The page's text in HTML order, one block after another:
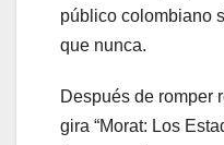
público colombiano
que nunca.
Después de romper
gira “Morat: Los